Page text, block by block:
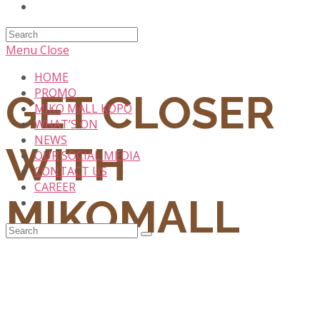
Search
this
Menu Close
HOME
PROMO
MIKO MALL KOPO
WHAT’S ON
NEWS
OUR SOCIAL MEDIA
CONTACT US
CAREER
GET CLOSER
WITH
MIKOMALL